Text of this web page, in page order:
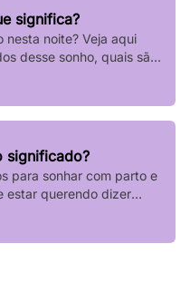
significa?
nesta noite? Veja aqui
desse sonho, quais são
significado?
para sonhar com parto e
estar querendo dizer